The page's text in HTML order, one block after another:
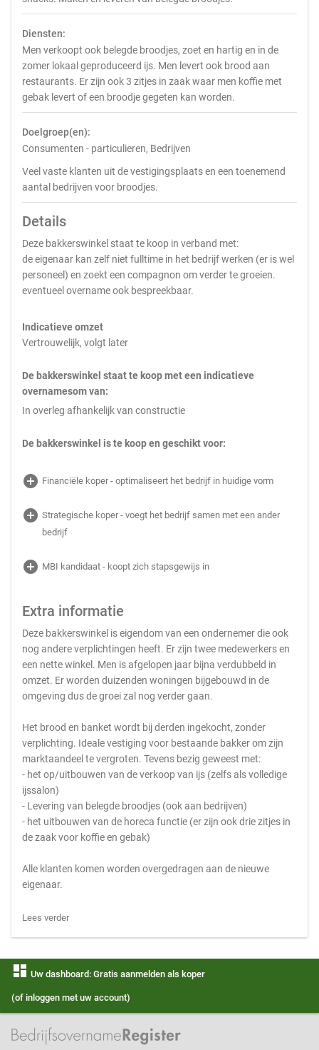
Diensten:
Men verkoopt ook belegde broodjes, zoet en hartig en in de
zomer lokaal geproduceerd ijs. Men levert ook brood aan
restaurants. Er zijn ook 3 zitjes in zaak waar men koffie met
gebak levert of een broodje gegeten kan worden.
Doelgroep(en):
Consumenten - particulieren, Bedrijven
Veel vaste klanten uit de vestigingsplaats en een toenemend
aantal bedrijven voor broodjes.
Details
Deze bakkerswinkel staat te koop in verband met:
de eigenaar kan zelf niet fulltime in het bedrijf werken (er is wel
personeel) en zoekt een compagnon om verder te groeien.
eventueel overname ook bespreekbaar.
Indicatieve omzet
Vertrouwelijk, volgt later
De bakkerswinkel staat te koop met een indicatieve
overnamesom van:
In overleg afhankelijk van constructie
De bakkerswinkel is te koop en geschikt voor:
add_circle Financiële koper - optimaliseert het bedrijf in huidige vorm
add_circle Strategische koper - voegt het bedrijf samen met een ander
bedrijf
add_circle MBI kandidaat - koopt zich stapsgewijs in
Extra informatie
Deze bakkerswinkel is eigendom van een ondernemer die ook
nog andere verplichtingen heeft. Er zijn twee medewerkers en
een nette winkel. Men is afgelopen jaar bijna verdubbeld in
omzet. Er worden duizenden woningen bijgebouwd in de
omgeving dus de groei zal nog verder gaan.
Het brood en banket wordt bij derden ingekocht, zonder
verplichting. Ideale vestiging voor bestaande bakker om zijn
marktaandeel te vergroten. Tevens bezig geweest met:
- het op/uitbouwen van de verkoop van ijs (zelfs als volledige
ijssalon)
- Levering van belegde broodjes (ook aan bedrijven)
- het uitbouwen van de horeca functie (er zijn ook drie zitjes in
de zaak voor koffie en gebak)
Alle klanten komen worden overgedragen aan de nieuwe
eigenaar.
Lees verder
dashboard Uw dashboard: Gratis aanmelden als koper
(of inloggen met uw account)